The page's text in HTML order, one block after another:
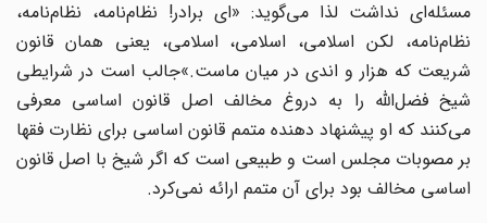
مسئله‌ای نداشت لذا می‌گوید: «ای برادر! نظام‌نامه، نظام‌نامه،
نظام‌نامه، لکن اسلامی، اسلامی، اسلامی، یعنی همان قانون
شریعت که هزار و اندی در میان ماست.»جالب است در شرایطی
شیخ فضل‌الله را به‌ دروغ مخالف اصل قانون اساسی معرفی
می‌کنند که او پیشنهاد دهنده متمم قانون اساسی برای نظارت فقها
بر مصوبات مجلس است و طبیعی است که اگر شیخ با اصل قانون
اساسی مخالف بود برای آن متمم ارائه نمی‌کرد.